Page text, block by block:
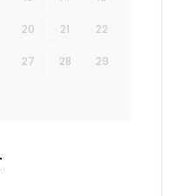
20 21 22
27 28 29